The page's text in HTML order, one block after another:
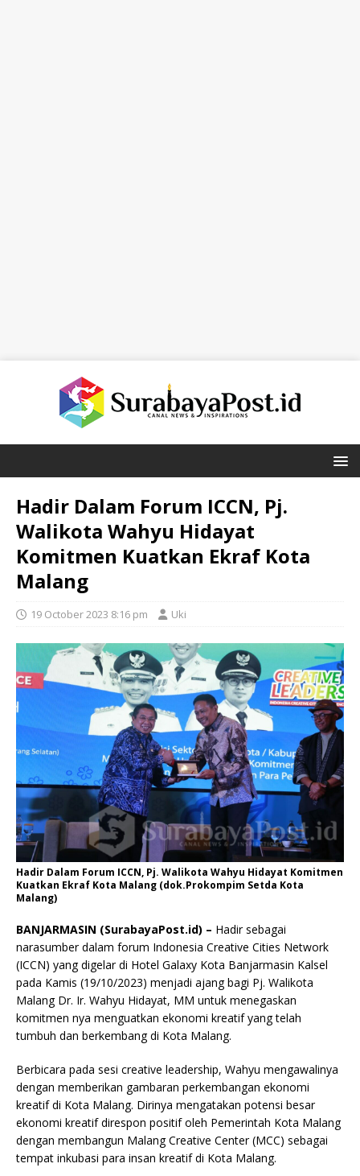
Hadir Dalam Forum ICCN, Pj.
Walikota Wahyu Hidayat
Komitmen Kuatkan Ekraf Kota
Malang
19 October 2023 8:16 pm Uki
Hadir Dalam Forum ICCN, Pj. Walikota Wahyu Hidayat Komitmen
Kuatkan Ekraf Kota Malang (dok.Prokompim Setda Kota
Malang)
BANJARMASIN (SurabayaPost.id) – Hadir sebagai
narasumber dalam forum Indonesia Creative Cities Network
(ICCN) yang digelar di Hotel Galaxy Kota Banjarmasin Kalsel
pada Kamis (19/10/2023) menjadi ajang bagi Pj. Walikota
Malang Dr. Ir. Wahyu Hidayat, MM untuk menegaskan
komitmen nya menguatkan ekonomi kreatif yang telah
tumbuh dan berkembang di Kota Malang.
Berbicara pada sesi creative leadership, Wahyu mengawalinya
dengan memberikan gambaran perkembangan ekonomi
kreatif di Kota Malang. Dirinya mengatakan potensi besar
ekonomi kreatif direspon positif oleh Pemerintah Kota Malang
dengan membangun Malang Creative Center (MCC) sebagai
tempat inkubasi para insan kreatif di Kota Malang.